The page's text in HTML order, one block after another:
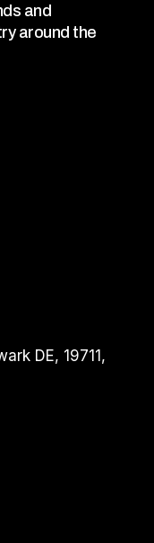
and
around the
DE, 19711,